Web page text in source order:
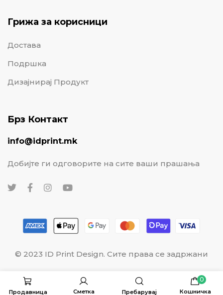
Грижа за корисници
Достава
Подршка
Дизајнирај Продукт
Брз Контакт
info@idprint.mk
Добијте ги одговорите на сите ваши прашања
© 2023 ID Print Design. Сите права се задржани
Продавница Сметка Пребарувај
0
Кошничка